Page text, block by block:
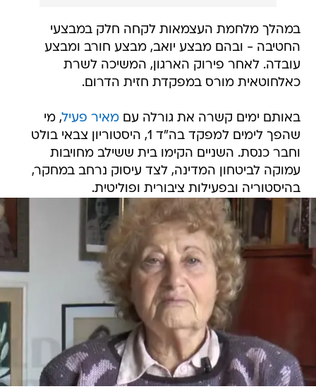
במהלך מלחמת העצמאות לקחה חלק במבצעי
החטיבה - ובהם מבצע יואב, מבצע חורב ומבצע
עובדה. לאחר פירוק הארגון, המשיכה לשרת
כאלחוטאית מורס במפקדת חזית הדרום.
באותם ימים קשרה את גורלה עםמאיר פעיל, מי
שהפך לימים למפקד בה"ד 1, היסטוריון צבאי בולט
וחבר כנסת. השניים הקימו בית ששילב מחויבות
עמוקה לביטחון המדינה, לצד עיסוק נרחב במחקר,
בהיסטוריה ובפעילות ציבורית ופוליטית.